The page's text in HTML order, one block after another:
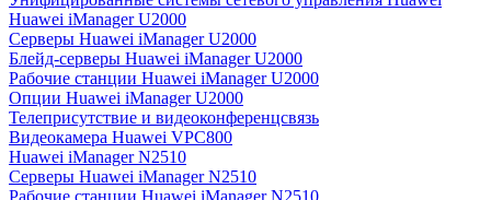
Huawei iManager U2000
Серверы Huawei iManager U2000
Блейд-серверы Huawei iManager U2000
Рабочие станции Huawei iManager U2000
Опции Huawei iManager U2000
Телеприсутствие и видеоконференцсвязь
Видеокамера Huawei VPC800
Huawei iManager N2510
Серверы Huawei iManager N2510
Рабочие станции Huawei iManager N2510